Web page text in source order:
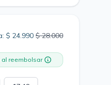
$ 24.990 $ 28.000
al reembolsar